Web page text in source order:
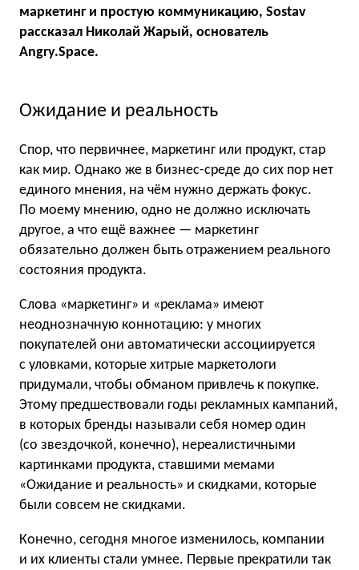
маркетинг и простую коммуникацию, Sostav
рассказал Николай Жарый, основатель
Angry.Space.
Ожидание и реальность
Спор, что первичнее, маркетинг или продукт, стар
как мир. Однако же в бизнес-среде до сих пор нет
единого мнения, на чём нужно держать фокус.
По моему мнению, одно не должно исключать
другое, а что ещё важнее — маркетинг
обязательно должен быть отражением реального
состояния продукта.
Слова «маркетинг» и «реклама» имеют
неоднозначную коннотацию: у многих
покупателей они автоматически ассоциируется
с уловками, которые хитрые маркетологи
придумали, чтобы обманом привлечь к покупке.
Этому предшествовали годы рекламных кампаний,
в которых бренды называли себя номер один
(со звездочкой, конечно), нереалистичными
картинками продукта, ставшими мемами
«Ожидание и реальность» и скидками, которые
были совсем не скидками.
Конечно, сегодня многое изменилось, компании
и их клиенты стали умнее. Первые прекратили так